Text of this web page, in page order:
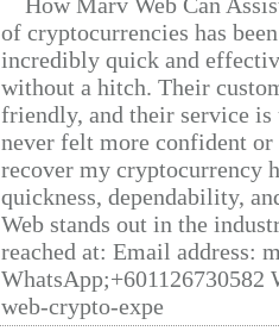
of cryptocurrencies has
incredibly quick and
without a hitch. Their
friendly, and their service
never felt more confident
recover my cryptocurrency
quickness, dependability,
Web stands out in the
reached at: Email address:
web-crypto-expe